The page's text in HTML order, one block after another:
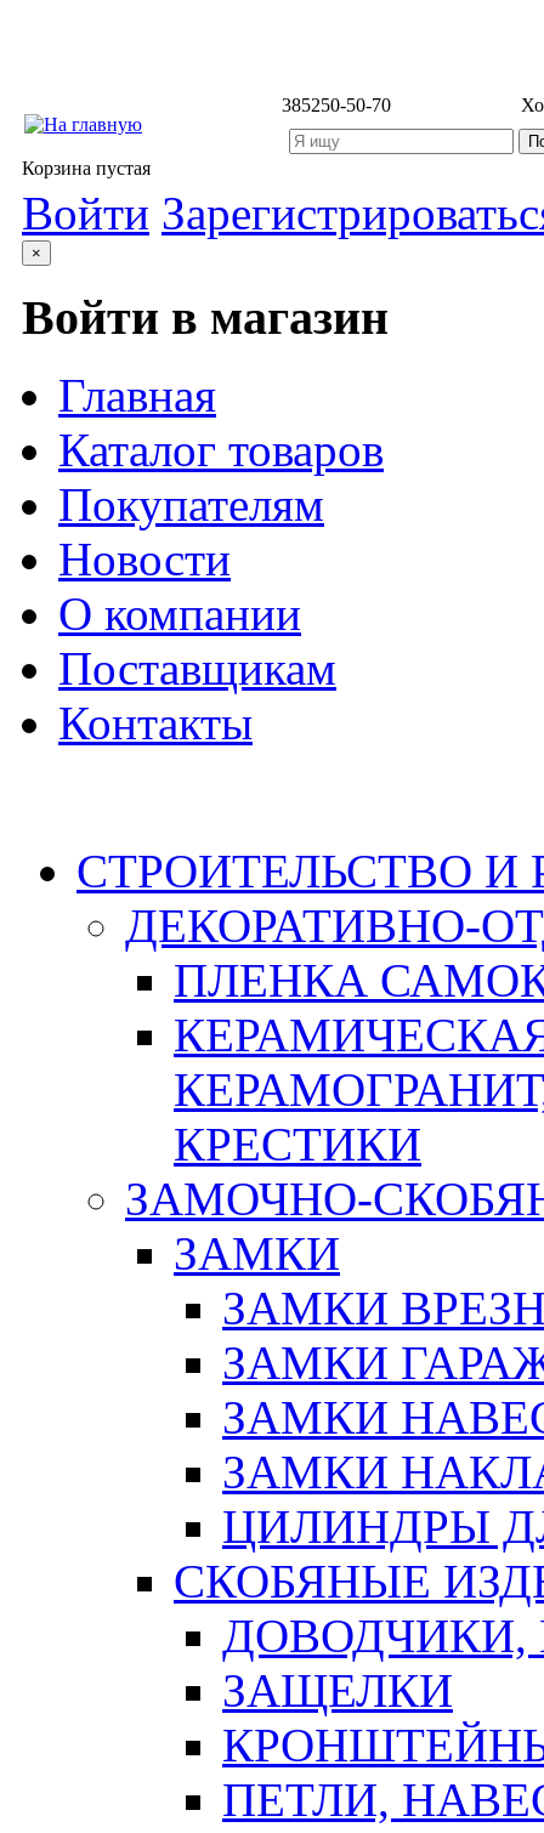
385250-50-70
Корзина пустая
Войти
×
Войти в магазин
Главная
Каталог товаров
Покупателям
Новости
О компании
Поставщикам
Контакты
СТРОИТЕЛЬСТВО И
ДЕКОРАТИВНО-
ПЛЕНКА
КРЕСТИКИ
ЗАМОЧНО-
ЗАМКИ
ЗАМКИ
ЗАМКИ
ЗАМКИ
ЗАМКИ
ЦИЛИНДРЫ
СКОБЯНЫЕ
ЗАЩЕЛКИ
ПЕТЛИ,